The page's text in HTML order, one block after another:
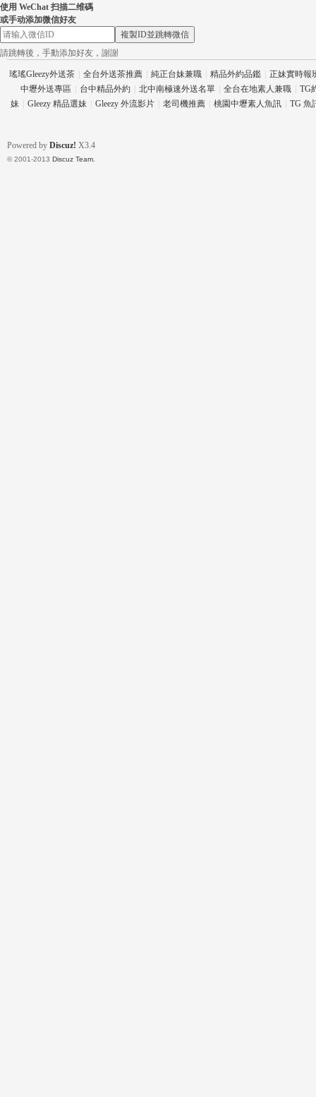
論
使用 WeChat 扫描二维碼
或手动添加微信好友
複製ID並跳轉微信
請跳轉後，手動添加好友，謝謝
瑤瑤Gleezy外送茶 全台外送茶推薦 純正台妹兼職 精品外約品鑑
正妹實時報
中壢外送專區
台中精品外約 北中南極速外送名單 全台在地素人兼職
TG
妹
Gleezy 精品選妹 Gleezy 外流影片 老司機推薦 桃園中壢素人魚訊 TG 魚
Powered by Discuz! X3.4
© 2001-2013 Discuz Team.